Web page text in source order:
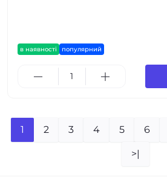
в наявності популярний
1 2 3 4 5 6
>|